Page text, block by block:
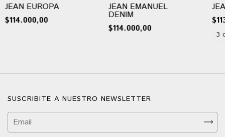
JEAN EUROPA
$114.000,00
JEAN EMANUEL
DENIM
$114.000,00
3
SUSCRIBITE A NUESTRO NEWSLETTER